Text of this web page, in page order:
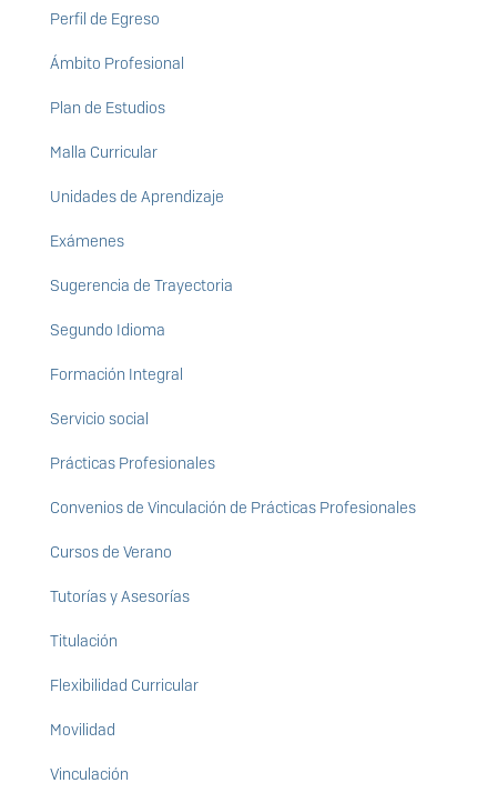
Perfil de Egreso
Ámbito Profesional
Plan de Estudios
Malla Curricular
Unidades de Aprendizaje
Exámenes
Sugerencia de Trayectoria
Segundo Idioma
Formación Integral
Servicio social
Prácticas Profesionales
Convenios de Vinculación de Prácticas Profesionales
Cursos de Verano
Tutorías y Asesorías
Titulación
Flexibilidad Curricular
Movilidad
Vinculación